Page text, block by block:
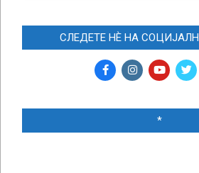
СЛЕДЕТЕ НЀ НА
*